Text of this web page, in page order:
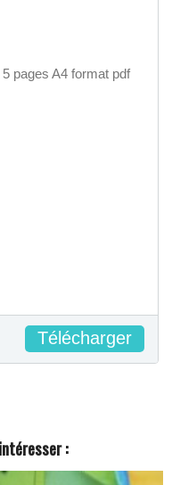
5 pages A4 format pdf
Télécharger
: